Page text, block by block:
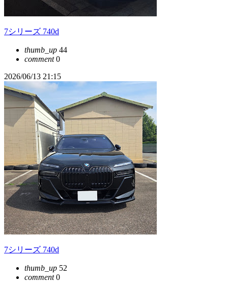
7シリーズ 740d
thumb_up 44
comment0
2026/06/13 21:15
7シリーズ 740d
thumb_up 52
comment0